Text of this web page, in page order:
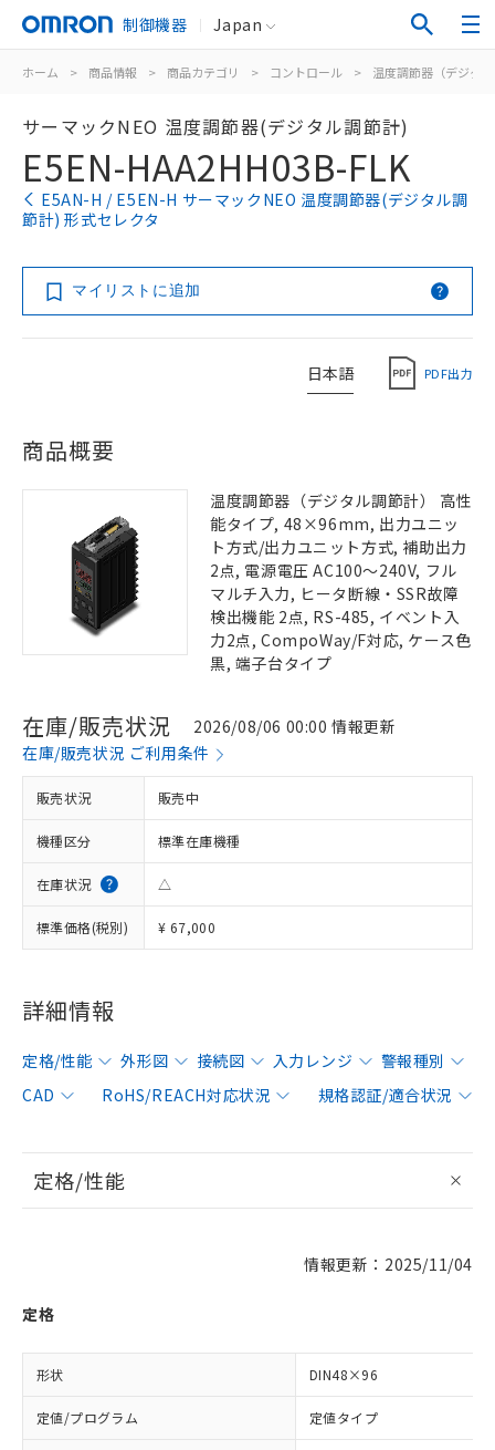
制御機器 Japan
ホーム > 商品情報 > 商品カテゴリ > コントロール > 温度調節器（デジタ
サーマックNEO 温度調節器(デジタル調節計)
E5EN-HAA2HH03B-FLK
E5AN-H / E5EN-H サーマックNEO 温度調節器(デジタル調
節計) 形式セレクタ
マイリストに追加
日本語 PDF出力
商品概要
温度調節器（デジタル調節計） 高性
能タイプ, 48×96mm, 出力ユニッ
ト方式/出力ユニット方式, 補助出力
2点, 電源電圧 AC100～240V, フル
マルチ入力, ヒータ断線・SSR故障
検出機能 2点, RS-485, イベント入
力2点, CompoWay/F対応, ケース色
黒, 端子台タイプ
在庫/販売状況
2026/08/06 00:00 情報更新
在庫/販売状況 ご利用条件
販売状況 販売中
機種区分 標準在庫機種
在庫状況 △
標準価格(税別) ¥ 67,000
詳細情報
定格/性能 外形図 接続図 入力レンジ
警報種別
CAD
RoHS/REACH対応状況 規格認証/適合状況
定格/性能
情報更新：2025/11/04
定格
形状 DIN48×96
定値/プログラム 定値タイプ